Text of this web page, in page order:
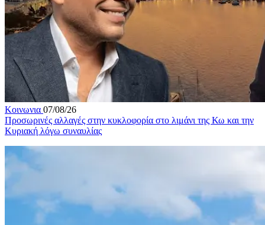
Κοινωνια 07/08/26
Προσωρινές αλλαγές στην κυκλοφορία στο λιμάνι της Κω και την
Κυριακή λόγω συναυλίας